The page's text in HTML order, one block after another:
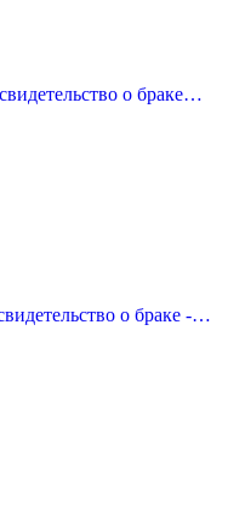
о браке…
о браке -…